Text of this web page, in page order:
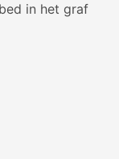
in het graf